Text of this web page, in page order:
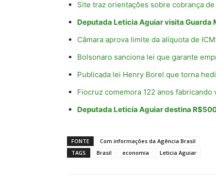
Site traz orientações sobre cobrança
Deputada Leticia Aguiar visita Guarda
Câmara aprova limite da alíquota de
Bolsonaro sanciona lei que garante
Publicada lei Henry Borel que torna
Fiocruz comemora 122 anos
Deputada Leticia Aguiar destina
FONTE
Com informações da Agência Brasil
TAGS
Brasil economia Leticia Aguiar